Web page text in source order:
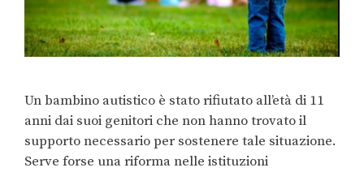
Un bambino autistico è stato rifiutato all’età di 11
anni dai suoi genitori che non hanno trovato il
supporto necessario per sostenere tale situazione.
Serve forse una riforma nelle istituzioni